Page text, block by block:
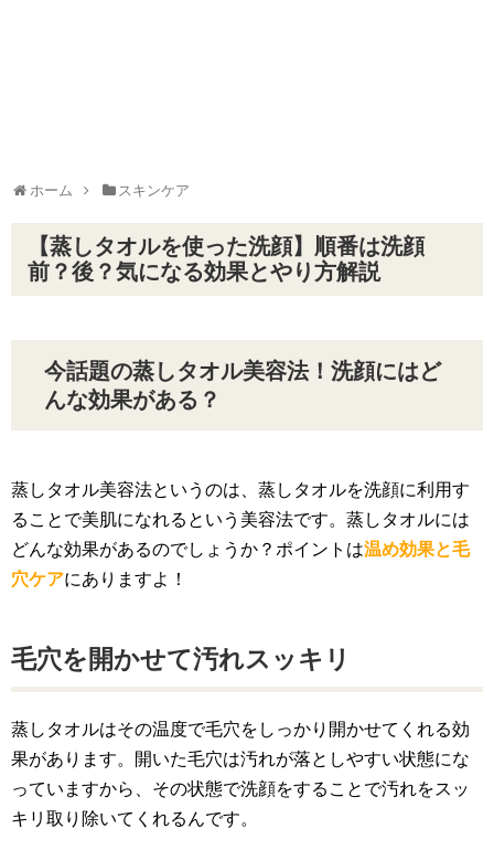
ホーム スキンケア
【蒸しタオルを使った洗顔】順番は洗顔
前？後？気になる効果とやり方解説
今話題の蒸しタオル美容法！洗顔にはど
んな効果がある？
蒸しタオル美容法というのは、蒸しタオルを洗顔に利用す
ることで美肌になれるという美容法です。蒸しタオルには
どんな効果があるのでしょうか？ポイントは温め効果と毛
穴ケアにありますよ！
毛穴を開かせて汚れスッキリ
蒸しタオルはその温度で毛穴をしっかり開かせてくれる効
果があります。開いた毛穴は汚れが落としやすい状態にな
っていますから、その状態で洗顔をすることで汚れをスッ
キリ取り除いてくれるんです。